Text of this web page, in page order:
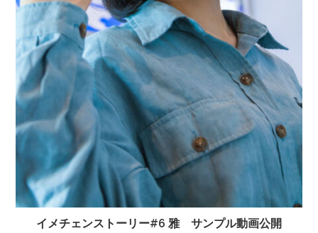
イメチェンストーリー#6 雅 サンプル動画公開